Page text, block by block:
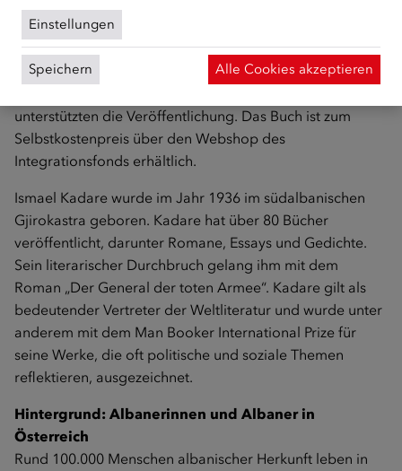
Eindruck der albanischen Kultur und Landschaft
vermitteln. Das Bundesministerium für europäische und
internationale Angelegenheiten, Sektion internationale
unterstützten die Veröffentlichung. Das Buch ist zum
Selbstkostenpreis über den Webshop des
Integrationsfonds erhältlich.
Ismael Kadare wurde im Jahr 1936 im südalbanischen
Gjirokastra geboren. Kadare hat über 80 Bücher
veröffentlicht, darunter Romane, Essays und Gedichte.
Sein literarischer Durchbruch gelang ihm mit dem
Roman „Der General der toten Armee“. Kadare gilt als
bedeutender Vertreter der Weltliteratur und wurde unter
anderem mit dem Man Booker International Prize für
seine Werke, die oft politische und soziale Themen
reflektieren, ausgezeichnet.
Hintergrund: Albanerinnen und Albaner in
Österreich
Rund 100.000 Menschen albanischer Herkunft leben in
Einstellungen
Speichern Alle Cookies akzeptieren